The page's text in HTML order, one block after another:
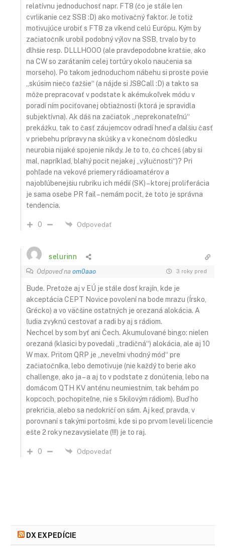
relatívnu jednoduchosť napr. FT8 (čo je stále len
cvrlikanie cez SSB :D) ako motivačný faktor. Je totiž
motivujúce urobiť s FT8 za víkend celú Európu. Kým by
začiatočník urobil podobný výlov na SSB, trvalo by to
dlhšie resp. DLLLHOOO (ale pravdepodobne kratšie, ako
na CW so zarátaním celej tortúry okolo naučenia sa
morseho). Po takom jednoduchom nábehu si proste povie
„skúsim niečo ťažšie“ (a nájde si JS8Call :D) a takto sa
môže prepracovať v podstate k akémukoľvek módu v
poradí ním pociťovanej obtiažnosti (ktorá je spravidla
subjektívna). Ak dáš na začiatok „neprekonateľnú“
prekážku, tak to časť záujemcov odradí hneď a ďalšiu časť
v priebehu prípravy na skúšky a v konečnom dôsledku
neurobia nijaké spojenie nikdy. Je to to, čo chceš (aby si
mal, napríklad, blahý pocit nejakej „výlučnosti“)? Pri
pohľade na vekové priemery rádioamatérov a
najobľúbenejšiu rubriku ich médií (SK) – ktorej proliferácia
je sama osebe PR fail – nemám pocit, že toto je správna
tendencia.
0 Odpovedať
selurinn
Odpoveď na om0aao 3 roky pred
Bude. Pretože aj v EÚ je stále dosť krajín, kde je
akceptácia CEPT Novice povolení na bode mrazu (Írsko,
Grécko) a vo väčšine ostatných je orezaná alokácia. A
ľudia zvyknú cestovať a radi by aj s rádiom.
Nechcel by som byť ani Čech. Akumulované bingo: nielen
orezaná (klasici by povedali „tradičná“) alokácia, ale aj 10
W max. Pritom QRP je „neveľmi vhodný mód“ pre
začiatočníka, lebo demotivuje (nie každý to berie ako
challenge, ako ja – a aj to v podstate z donútenia, lebo na
domácom QTH KV anténu neumiestnim, tak behám po
kopcoch, pochopiteľne, nie s 5kilovým rádiom). Buď ho
prekričia, alebo sa nedokričí on sám. Aj keď, pravda, v
porovnaní s takými portošmi, kde si po prvom leveli licencie
ešte 2 roky nezavysielate (!!!) je to raj.
0 Odpovedať
DX EXPEDÍCIE